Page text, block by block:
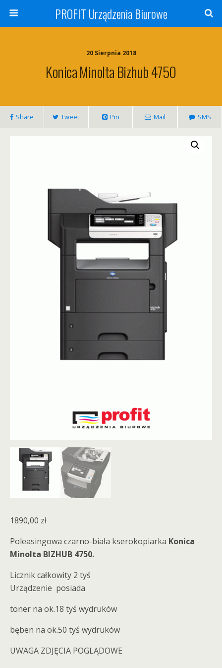
PROFIT Urządzenia Biurowe
20 Sierpnia 2018
Konica Minolta Bizhub 4750
Share Tweet Pin Mail SMS
1890,00 zł
Poleasingowa czarno-biała kserokopiarka Konica
Minolta BIZHUB 4750.
Licznik całkowity 2 tyś
Urządzenie posiada
toner na ok.18 tyś wydruków
bęben na ok.50 tyś wydruków
UWAGA ZDJĘCIA POGLĄDOWE